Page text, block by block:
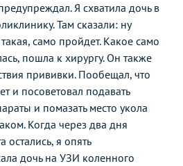
Я схватила дочь в
Там сказали: ну
само пройдет. Какое само
пошла к хирургу. Он также
прививки. Пообещал, что
и посоветовал подавать
и помазать место укола
Когда через два дня
остались, я опять
дочь на УЗИ коленного